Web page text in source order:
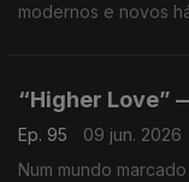
modernos e novos
“Higher Love”
Ep. 95
09 jun. 2026
Num mundo